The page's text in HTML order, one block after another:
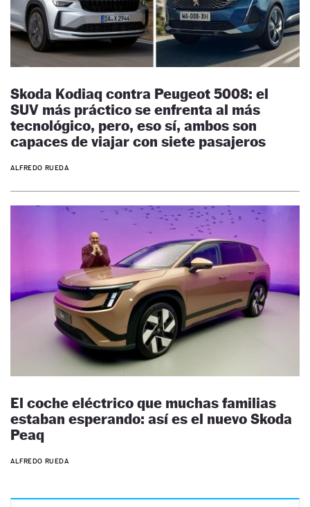
Skoda Kodiaq contra Peugeot 5008: el
SUV más práctico se enfrenta al más
tecnológico, pero, eso sí, ambos son
capaces de viajar con siete pasajeros
ALFREDO RUEDA
El coche eléctrico que muchas familias
estaban esperando: así es el nuevo Skoda
Peaq
ALFREDO RUEDA